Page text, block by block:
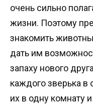
очень сильно
жизни. Поэтому
знакомить
дать им
запаху нового
каждого зверька в
их в одну комнату